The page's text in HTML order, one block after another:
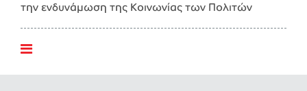
την ενδυνάμωση της Kοινωνίας των Πολιτών